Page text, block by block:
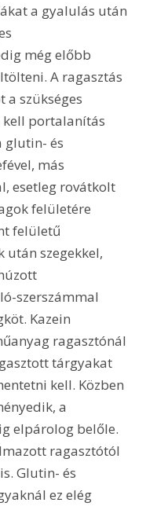
a gyalulás után
még előbb
A ragasztás
a szükséges
kell portalanítás
glutin- és
más
esetleg rovátkolt
felületére
felületű
szegekkel,
szerszámmal
Kazein
ragasztónál
tárgyakat
kell. Közben
a
elpárolog belőle.
ragasztótól
Glutin- és
ez elég